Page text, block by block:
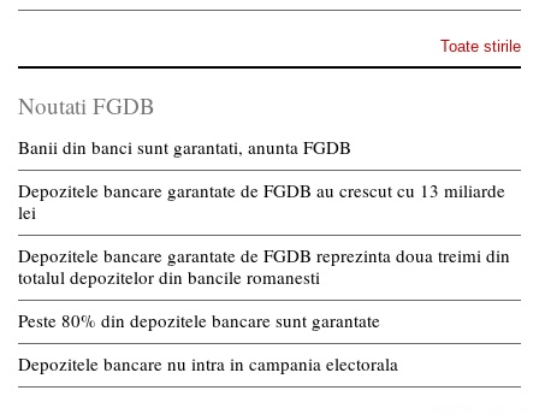
Toate stirile
Noutati FGDB
Banii din banci sunt garantati, anunta FGDB
Depozitele bancare garantate de FGDB au crescut cu 13 miliarde
lei
Depozitele bancare garantate de FGDB reprezinta doua treimi din
totalul depozitelor din bancile romanesti
Peste 80% din depozitele bancare sunt garantate
Depozitele bancare nu intra in campania electorala